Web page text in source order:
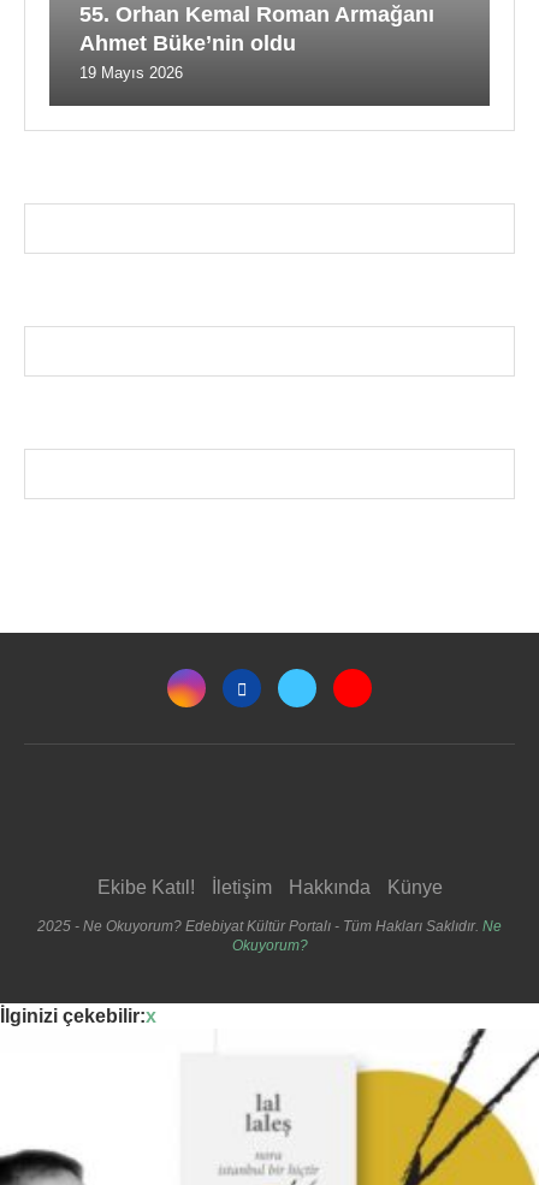
55. Orhan Kemal Roman Armağanı
Ahmet Büke’nin oldu
19 Mayıs 2026
Ekibe Katıl! İletişim Hakkında Künye
2025 - Ne Okuyorum? Edebiyat Kültür Portalı - Tüm Hakları Saklıdır. Ne
Okuyorum?
İlginizi çekebilir:x